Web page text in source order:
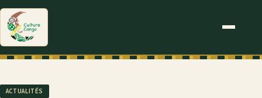
ACTUALITÉS